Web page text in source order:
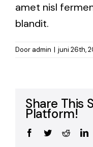
amet nisl
blandit.
Door admin | juni 26th,
Share This
Platform!
Facebook
TwitterReddit